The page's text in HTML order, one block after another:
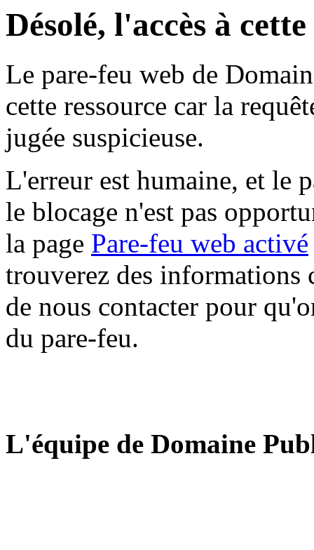
Désolé, l'accès à
Le pare-feu web de
cette ressource car la
jugée suspicieuse.
L'erreur est humaine, et le
le blocage n'est pas
la page Pare-feu web activé
trouverez des informations
de nous contacter pour
du pare-feu.
L'équipe de Domaine